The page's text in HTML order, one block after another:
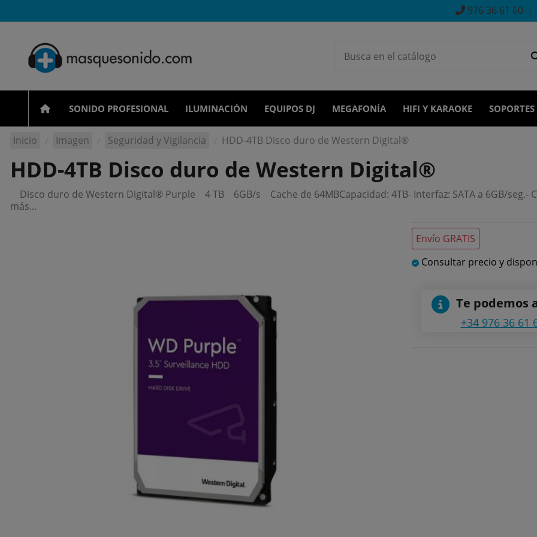
976 36 61 60
SONIDO PROFESIONAL ILUMINACIÓN EQUIPOS DJ MEGAFONÍA HIFI Y KARAOKE SOPORTES
Inicio Imagen Seguridad y Vigilancia HDD-4TB Disco duro de Western Digital®
HDD-4TB Disco duro de Western Digital®
Disco duro de Western Digital® Purple 4 TB 6GB/s Cache de 64MBCapacidad: 4TB- Interfaz: SATA a 6GB/seg.-
más...
Envío GRATIS
Consultar precio y
Te podemos
+34 976 36 61